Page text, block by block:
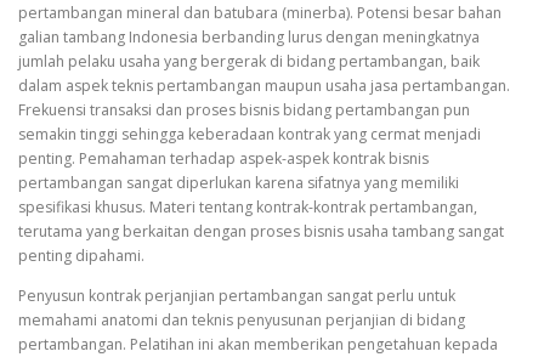
pertambangan mineral dan batubara (minerba). Potensi besar bahan
galian tambang Indonesia berbanding lurus dengan meningkatnya
jumlah pelaku usaha yang bergerak di bidang pertambangan, baik
dalam aspek teknis pertambangan maupun usaha jasa pertambangan.
Frekuensi transaksi dan proses bisnis bidang pertambangan pun
semakin tinggi sehingga keberadaan kontrak yang cermat menjadi
penting. Pemahaman terhadap aspek-aspek kontrak bisnis
pertambangan sangat diperlukan karena sifatnya yang memiliki
spesifikasi khusus. Materi tentang kontrak-kontrak pertambangan,
terutama yang berkaitan dengan proses bisnis usaha tambang sangat
penting dipahami.
Penyusun kontrak perjanjian pertambangan sangat perlu untuk
memahami anatomi dan teknis penyusunan perjanjian di bidang
pertambangan. Pelatihan ini akan memberikan pengetahuan kepada